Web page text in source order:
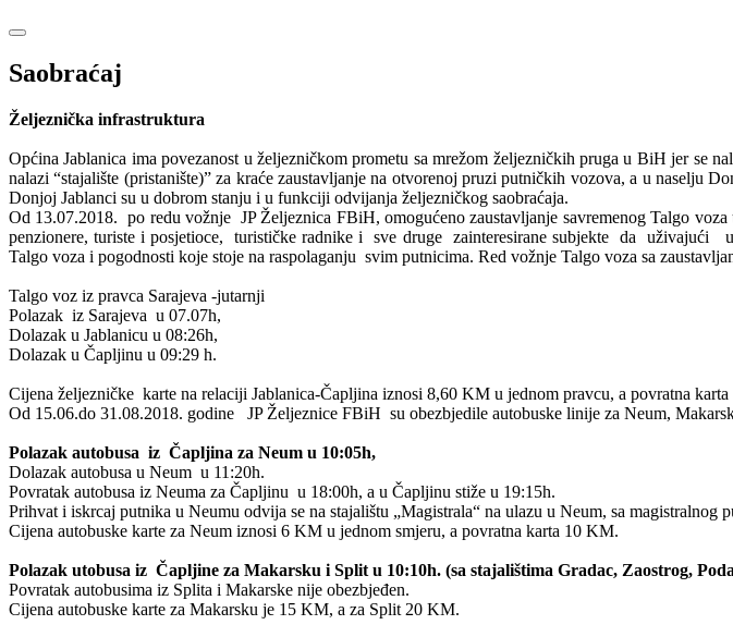
Saobraćaj
Željeznička infrastruktura
Općina Jablanica ima povezanost u željezničkom prometu sa mrežom željezničkih pruga u BiH jer se
nalazi “stajalište (pristanište)” za kraće zaustavljanje na otvorenoj pruzi putničkih vozova, a u naselju
Donjoj Jablanci su u dobrom stanju i u funkciji odvijanja željezničkog saobraćaja.
Od 13.07.2018. po redu vožnje JP Željeznica FBiH, omogućeno zaustavljanje savremenog Talgo
penzionere, turiste i posjetioce, turističke radnike i sve druge zainteresirane subjekte da uživajući
Talgo voza i pogodnosti koje stoje na raspolaganju svim putnicima. Red vožnje Talgo voza sa
Talgo voz iz pravca Sarajeva -jutarnji
Polazak iz Sarajeva u 07.07h,
Dolazak u Jablanicu u 08:26h,
Dolazak u Čapljinu u 09:29 h.
Cijena željezničke karte na relaciji Jablanica-Čapljina iznosi 8,60 KM u jednom pravcu, a povratna
Od 15.06.do 31.08.2018. godine JP Željeznice FBiH su obezbjedile autobuske linije za Neum,
Polazak autobusa iz Čapljina za Neum u 10:05h,
Dolazak autobusa u Neum u 11:20h.
Povratak autobusa iz Neuma za Čapljinu u 18:00h, a u Čapljinu stiže u 19:15h.
Prihvat i iskrcaj putnika u Neumu odvija se na stajalištu „Magistrala“ na ulazu u Neum, sa magistralnog
Cijena autobuske karte za Neum iznosi 6 KM u jednom smjeru, a povratna karta 10 KM.
Polazak utobusa iz Čapljine za Makarsku i Split u 10:10h. (sa stajalištima Gradac, Zaostrog,
Povratak autobusima iz Splita i Makarske nije obezbjeđen.
Cijena autobuske karte za Makarsku je 15 KM, a za Split 20 KM.